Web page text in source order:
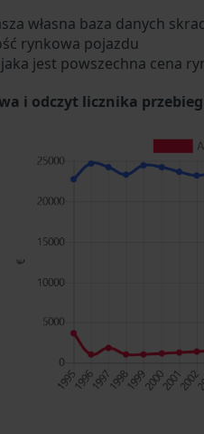
własna baza danych
rynkowa pojazdu
jest powszechna cena
i odczyt licznika